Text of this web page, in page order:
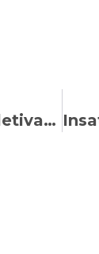
Férias coletivas e férias individuais: entenda as diferenças